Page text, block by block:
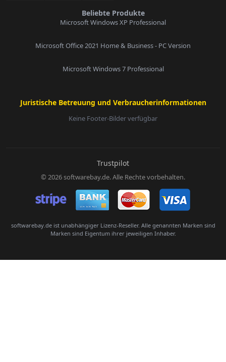
Beliebte Produkte
Microsoft Windows XP Professional
Microsoft Office 2021 Home & Business - PC Version
Microsoft Windows 7 Professional
Juristische Betreuung und Verbraucherinformationen
Keine Footer-Bilder verfügbar
Trustpilot
© 2026 softwarebay.de. Alle Rechte vorbehalten.
softwarebay.de ist unabhängiger Lizenz-Reseller. Alle genannten Marken sind
Marken sind Eigentum ihrer jeweiligen Inhaber.